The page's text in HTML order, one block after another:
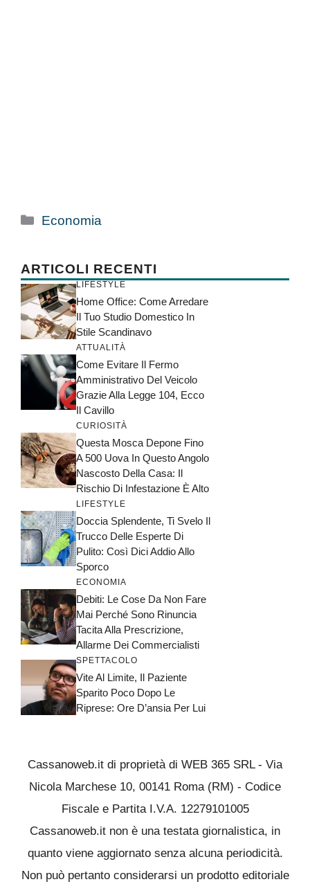
Categorie
Economia
ARTICOLI RECENTI
LIFESTYLE
Home Office: Come Arredare
Il Tuo Studio Domestico In
Stile Scandinavo
ATTUALITÀ
Come Evitare Il Fermo
Amministrativo Del Veicolo
Grazie Alla Legge 104, Ecco
Il Cavillo
CURIOSITÀ
Questa Mosca Depone Fino
A 500 Uova In Questo Angolo
Nascosto Della Casa: Il
Rischio Di Infestazione È Alto
LIFESTYLE
Doccia Splendente, Ti Svelo Il
Trucco Delle Esperte Di
Pulito: Così Dici Addio Allo
Sporco
ECONOMIA
Debiti: Le Cose Da Non Fare
Mai Perché Sono Rinuncia
Tacita Alla Prescrizione,
Allarme Dei Commercialisti
SPETTACOLO
Vite Al Limite, Il Paziente
Sparito Poco Dopo Le
Riprese: Ore D’ansia Per Lui
Cassanoweb.it di proprietà di WEB 365 SRL - Via
Nicola Marchese 10, 00141 Roma (RM) - Codice
Fiscale e Partita I.V.A. 12279101005
Cassanoweb.it non è una testata giornalistica, in
quanto viene aggiornato senza alcuna periodicità.
Non può pertanto considerarsi un prodotto editoriale